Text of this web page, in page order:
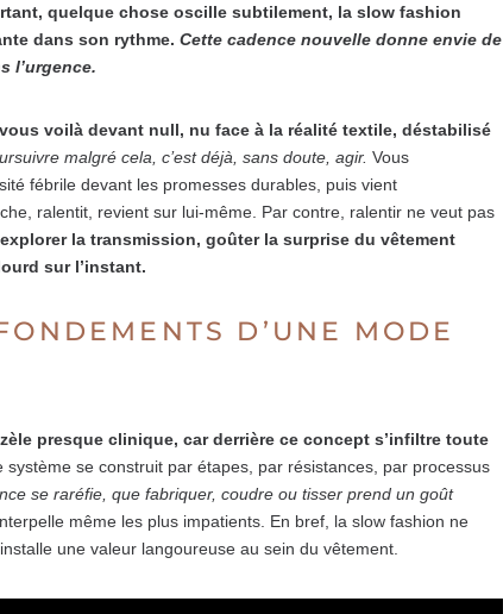
quelque chose oscille subtilement, la slow fashion
dans son rythme. Cette cadence nouvelle donne envie de
l’urgence.
voilà devant null, nu face à la réalité textile, déstabilisé
malgré cela, c’est déjà, sans doute, agir. Vous
fébrile devant les promesses durables, puis vient
ralentit, revient sur lui-même. Par contre, ralentir ne veut pas
la transmission, goûter la surprise du vêtement
sur l’instant.
D’UNE MODE
presque clinique, car derrière ce concept s’infiltre toute
système se construit par étapes, par résistances, par processus
se raréfie, que fabriquer, coudre ou tisser prend un goût
même les plus impatients. En bref, la slow fashion ne
une valeur langoureuse au sein du vêtement.